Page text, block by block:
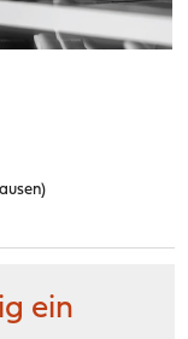
)
ein